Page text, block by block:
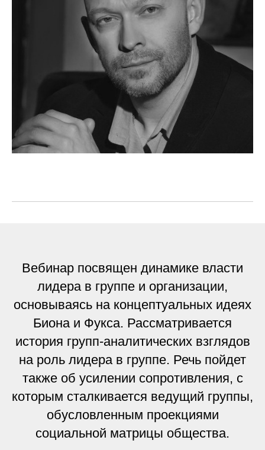
Вебинар посвящен динамике власти
лидера в группе и организации,
основываясь на концептуальных идеях
Биона и Фукса. Рассматривается
история групп-аналитических взглядов
на роль лидера в группе. Речь пойдет
также об усилении сопротивления, с
которым сталкивается ведущий группы,
обусловленным проекциями
социальной матрицы общества.